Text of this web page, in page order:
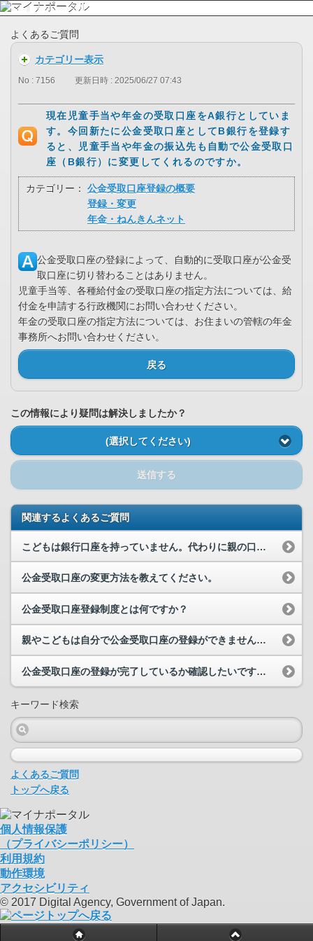
よくあるご質問
カテゴリー表示
No : 7156 更新日時 : 2025/06/27 07:43
現在児童手当や年金の受取口座をA銀行としていま
す。今回新たに公金受取口座としてB銀行を登録す
ると、児童手当や年金の振込先も自動で公金受取口
座（B銀行）に変更してくれるのですか。
カテゴリー：
公金受取口座登録の概要
登録・変更
年金・ねんきんネット
公金受取口座の登録によって、自動的に受取口座が公金受
取口座に切り替わることはありません。
児童手当等、各種給付金の受取口座の指定方法については、給
付金を申請する行政機関にお問い合わせください。
年金の受取口座の指定方法については、お住まいの管轄の年金
事務所へお問い合わせください。
戻る
この情報により疑問は解決しましたか？
(選択してください)
送信する
関連するよくあるご質問
こどもは銀行口座を持っていません。代わりに親の口座を登録できますか。
公金受取口座の変更方法を教えてください。
公金受取口座登録制度とは何ですか？
親やこどもは自分で公金受取口座の登録ができません。代わりに公金受取口座の登録手続をしても良いですか。
公金受取口座の登録が完了しているか確認したいです。どうすればよいですか。
キーワード検索
よくあるご質問
トップへ戻る
個人情報保護
（プライバシーポリシー）
利用規約
動作環境
アクセシビリティ
© 2017 Digital Agency, Government of Japan.